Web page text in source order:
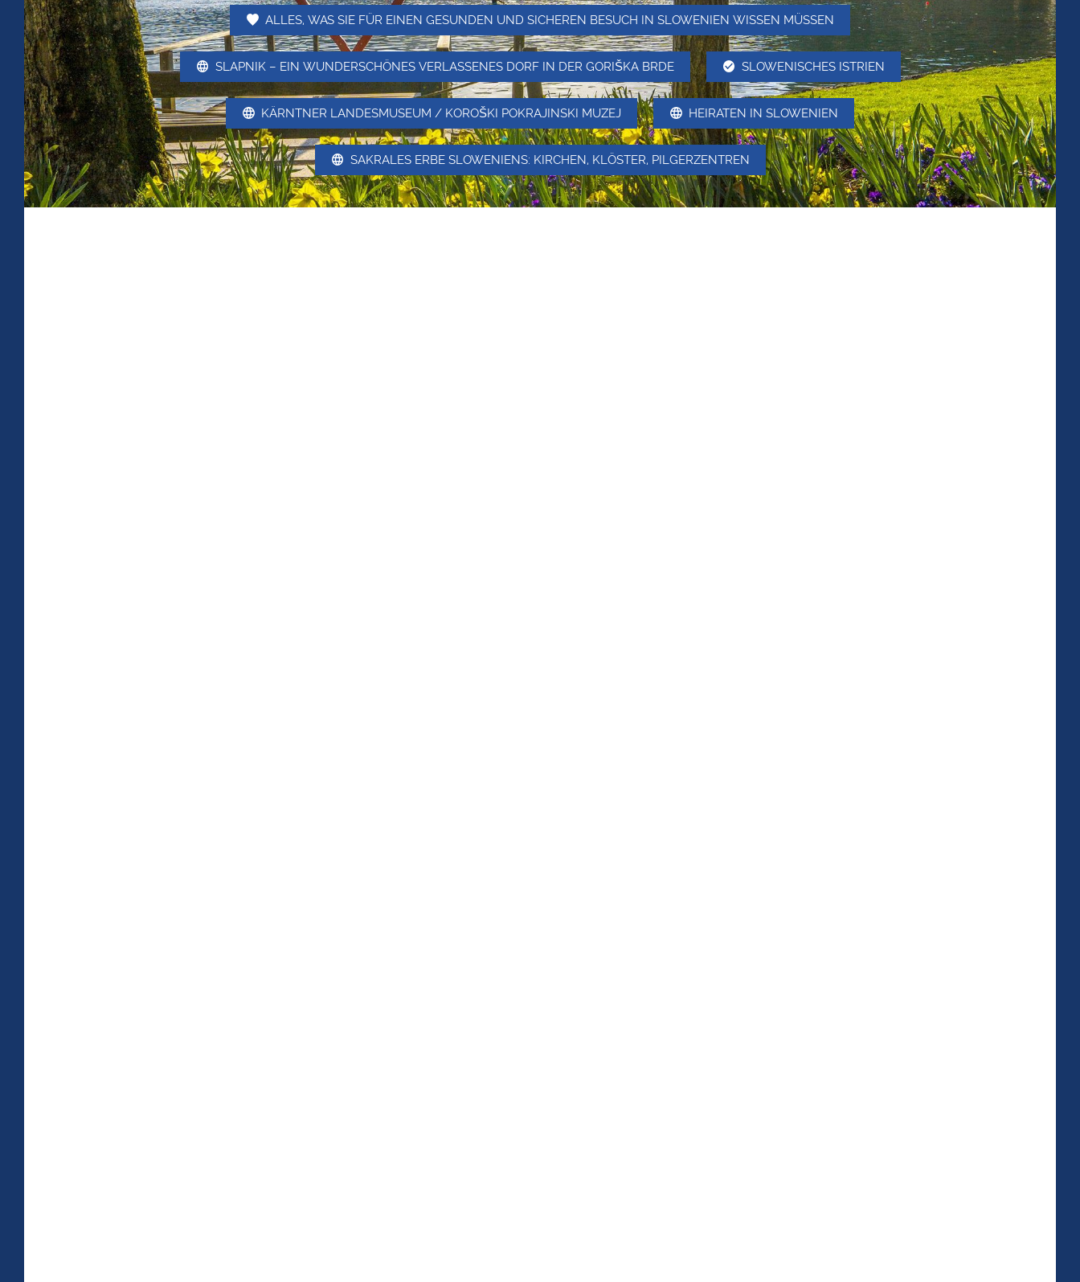
ALLES, WAS SIE FÜR EINEN GESUNDEN UND SICHEREN BESUCH IN SLOWENIEN WISSEN MÜSSEN
SLAPNIK – EIN WUNDERSCHÖNES VERLASSENES DORF IN DER GORIŠKA BRDE SLOWENISCHES ISTRIEN
KÄRNTNER LANDESMUSEUM / KOROŠKI POKRAJINSKI MUZEJ HEIRATEN IN SLOWENIEN
SAKRALES ERBE SLOWENIENS: KIRCHEN, KLÖSTER, PILGERZENTREN